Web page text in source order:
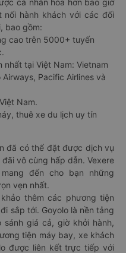
cá nhân hóa hơn bao giờ
nối hành khách với các đối
bao gồm:
cao trên 5000+ tuyến
nhất tại Việt Nam: Vietnam
Pacific Airlines và
Nam.
thuê xe du lịch uy tín
đã có thể đặt được dịch vụ
vô cùng hấp dẫn. Vexere
đến cho bạn những
vẹn nhất.
thêm các phương tiện
sắp tới. Goyolo là nền tảng
giá cả, giờ khởi hành,
tiện máy bay, xe khách
được liên kết trực tiếp với